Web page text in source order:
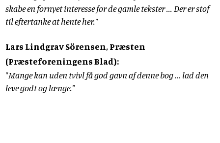
skabe en fornyet interesse for de gamle tekster ... Der er stof
til eftertanke at hente her."
Lars Lindgrav Sörensen, Præsten
(Præsteforeningens Blad):
"Mange kan uden tvivl få god gavn af denne bog ... lad den
leve godt og længe."